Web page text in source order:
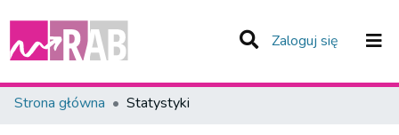
Zaloguj się (current)
Zespoły i Kolekcje
Strona główna Statystyki